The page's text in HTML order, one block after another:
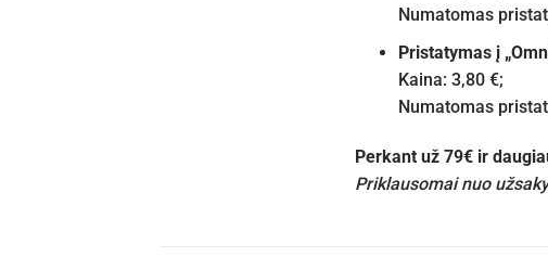
Numatomas
Pristatymas į
Kaina: 3,80 €;
Numatomas
Perkant už 79€ ir
Priklausomai nuo